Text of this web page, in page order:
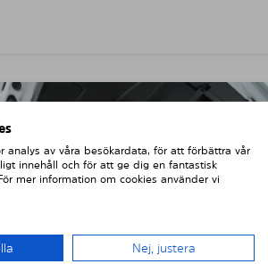
analys av våra besökardata, för att förbättra vår
innehåll och för att ge dig en fantastisk
mer information om cookies använder vi
Nej, justera